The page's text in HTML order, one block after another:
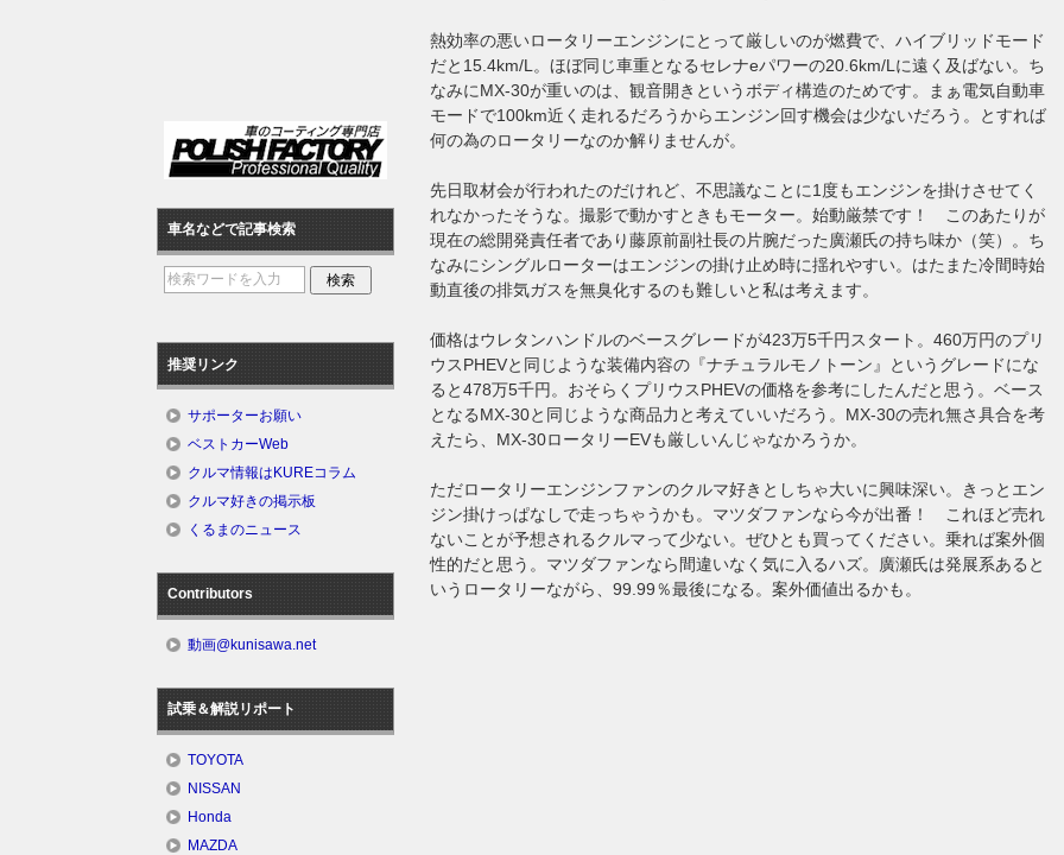
熱効率の悪いロータリーエンジンにとって厳しいのが燃費で、ハイブリッドモード
だと15.4km/L。ほぼ同じ車重となるセレナeパワーの20.6km/Lに遠く及ばない。ち
なみにMX-30が重いのは、観音開きというボディ構造のためです。まぁ電気自動車
モードで100km近く走れるだろうからエンジン回す機会は少ないだろう。とすれば
何の為のロータリーなのか解りませんが。
先日取材会が行われたのだけれど、不思議なことに1度もエンジンを掛けさせてく
れなかったそうな。撮影で動かすときもモーター。始動厳禁です！ このあたりが
現在の総開発責任者であり藤原前副社長の片腕だった廣瀬氏の持ち味か（笑）。ち
なみにシングルローターはエンジンの掛け止め時に揺れやすい。はたまた冷間時始
動直後の排気ガスを無臭化するのも難しいと私は考えます。
価格はウレタンハンドルのベースグレードが423万5千円スタート。460万円のプリ
ウスPHEVと同じような装備内容の『ナチュラルモノトーン』というグレードにな
ると478万5千円。おそらくプリウスPHEVの価格を参考にしたんだと思う。ベース
となるMX-30と同じような商品力と考えていいだろう。MX-30の売れ無さ具合を考
えたら、MX-30ロータリーEVも厳しいんじゃなかろうか。
ただロータリーエンジンファンのクルマ好きとしちゃ大いに興味深い。きっとエン
ジン掛けっぱなしで走っちゃうかも。マツダファンなら今が出番！ これほど売れ
ないことが予想されるクルマって少ない。ぜひとも買ってください。乗れば案外個
性的だと思う。マツダファンなら間違いなく気に入るハズ。廣瀬氏は発展系あると
いうロータリーながら、99.99％最後になる。案外価値出るかも。
車名などで記事検索
推奨リンク
サポーターお願い
ベストカーWeb
クルマ情報はKUREコラム
クルマ好きの掲示板
くるまのニュース
Contributors
動画@kunisawa.net
試乗＆解説リポート
TOYOTA
NISSAN
Honda
MAZDA